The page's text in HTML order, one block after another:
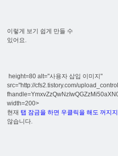
이렇게 보기 쉽게 만들 수
있어요.
height=80 alt="사용자 삽입 이미지"
src="http://cfs2.tistory.com/
width=200>
현재 탭 잠금을 하면 우클릭을 해도 꺼지지
않습니다.